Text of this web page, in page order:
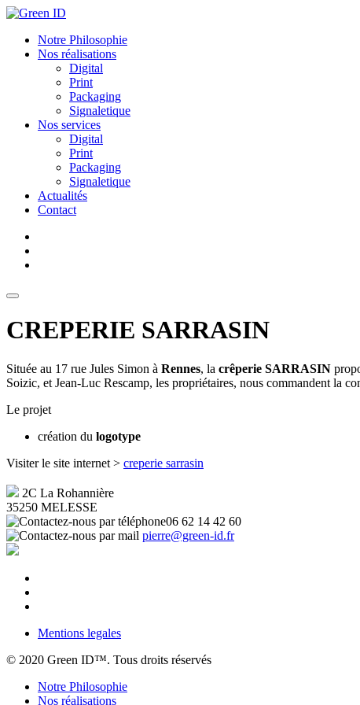
Aller
contenuNotre Philosophie
Nos réalisations
Digital
Print
Packaging
Signaletique
Nos services
Digital
Print
Packaging
Signaletique
Actualités
Contact
CREPERIE SARRASIN
Située au 17 rue Jules Simon à Rennes, la crêperie SARRASIN
Soizic, et Jean-Luc Rescamp, les propriétaires, nous commandent la
Le projet
création du logotype
Visiter le site internet > creperie sarrasin
2C La Rohannière
35250 MELESSE
06 62 14 42 60
pierre@green-id.fr
Mentions legales
© 2020 Green ID™. Tous droits réservés
Notre Philosophie
Nos réalisations